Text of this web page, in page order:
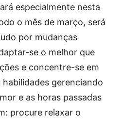
especialmente nesta
o mês de março, será
por mudanças
se o melhor que
e concentre-se em
gerenciando
e as horas passadas
procure relaxar o